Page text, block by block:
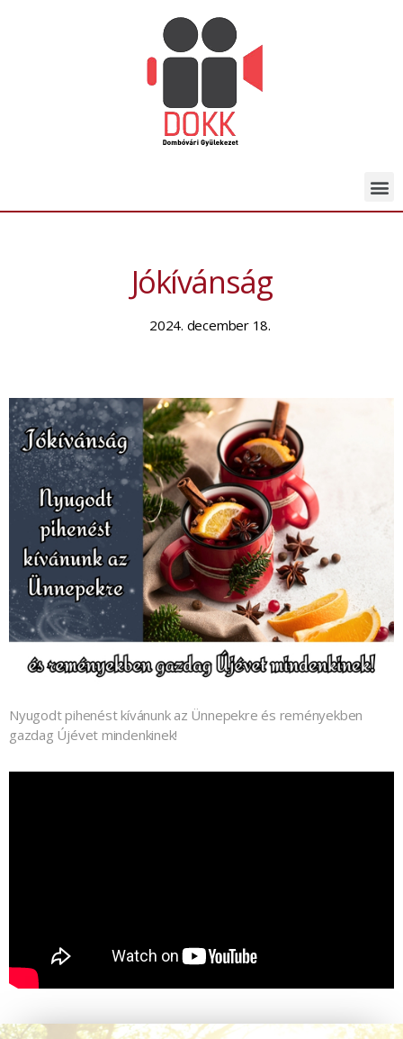
Jókívánság
2024. december 18.
Nyugodt pihenést kívánunk az Ünnepekre és reményekben
gazdag Újévet mindenkinek!